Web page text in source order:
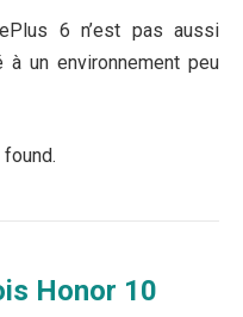
6 n’est pas aussi
à un environnement peu
Honor 10